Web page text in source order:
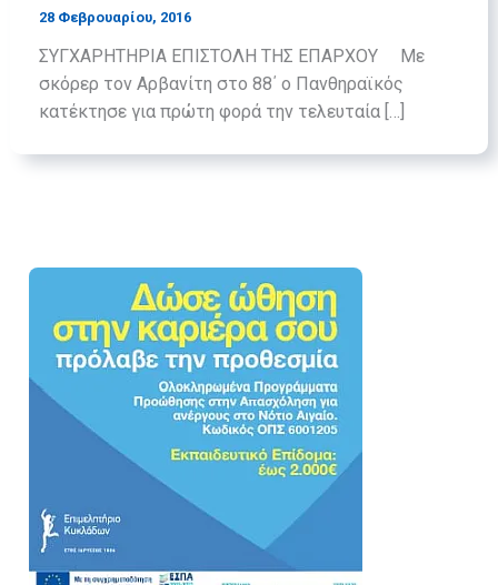
28 Φεβρουαρίου, 2016
ΣΥΓΧΑΡΗΤΗΡΙΑ ΕΠΙΣΤΟΛΗ ΤΗΣ ΕΠΑΡΧΟΥ Με
σκόρερ τον Αρβανίτη στο 88΄ ο Πανθηραϊκός
κατέκτησε για πρώτη φορά την τελευταία […]